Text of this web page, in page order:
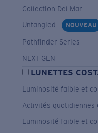
Collection Del Mar
Untangled
NOUVEAU
Pathfinder Series
NEXT-GEN
LUNETTES
Luminosité faible et
Activités
Luminosité faible et